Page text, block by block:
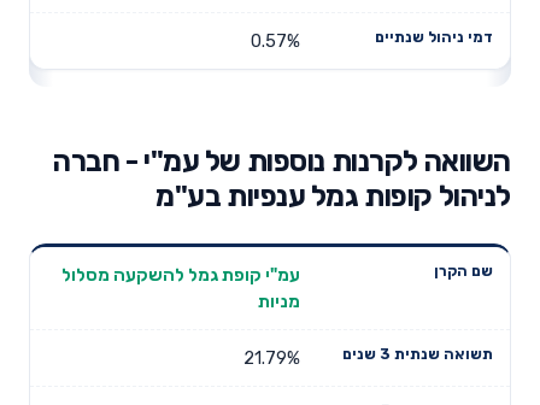
0.57%
השוואה לקרנות נוספות של עמ"י - חברה
לניהול קופות גמל ענפיות בע"מ
שנתית 3
תשואה
דמי ניהול
עמ"י קופת גמל להשקעה מסלול
מניות
21.79%